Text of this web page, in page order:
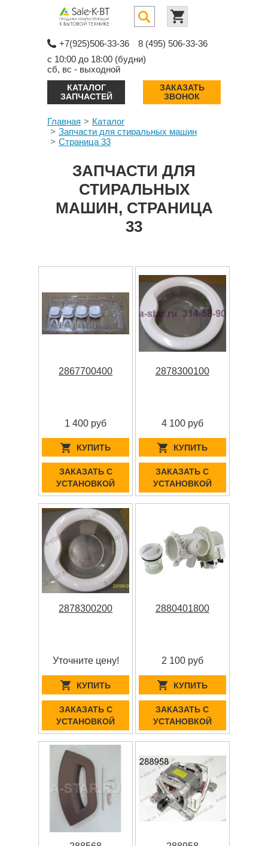
+7(925)506-33-36
8 (495) 506-33-36
с 10:00 до 18:00 (будни)
сб, вс - выходной
КАТАЛОГ
ЗАПЧАСТЕЙ
ЗАКАЗАТЬ
ЗВОНОК
Главная
Каталог
Запчасти для стиральных машин
Страница 33
ЗАПЧАСТИ ДЛЯ
СТИРАЛЬНЫХ
МАШИН, СТРАНИЦА
33
2867700400
1 400 руб
КУПИТЬ
ЗАКАЗАТЬ С
УСТАНОВКОЙ
2878300100
4 100 руб
КУПИТЬ
ЗАКАЗАТЬ С
УСТАНОВКОЙ
2878300200
Уточните цену!
КУПИТЬ
ЗАКАЗАТЬ С
УСТАНОВКОЙ
2880401800
2 100 руб
КУПИТЬ
ЗАКАЗАТЬ С
УСТАНОВКОЙ